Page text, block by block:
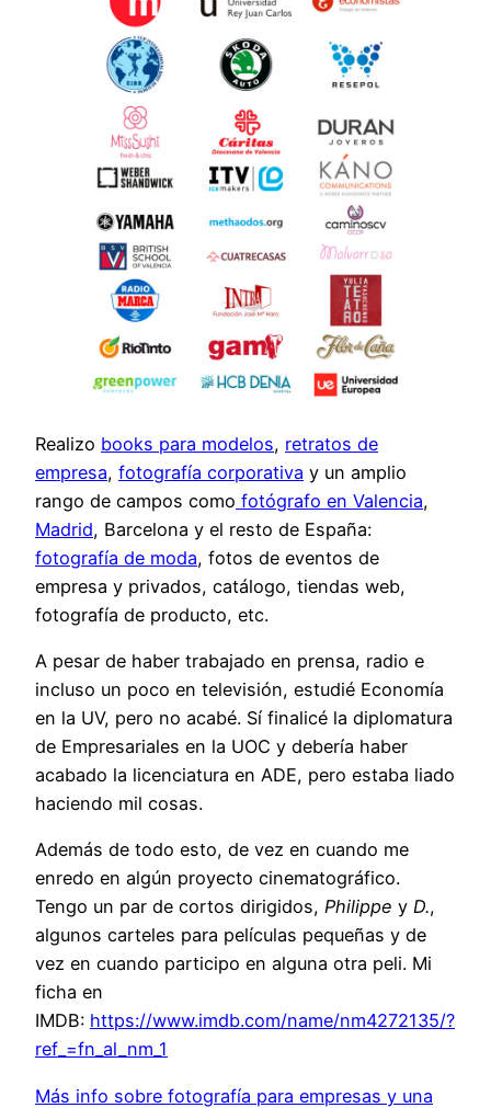
Realizo books para modelos, retratos de
empresa, fotografía corporativa y un amplio
rango de campos como fotógrafo en Valencia,
Madrid, Barcelona y el resto de España:
fotografía de moda, fotos de eventos de
empresa y privados, catálogo, tiendas web,
fotografía de producto, etc.
A pesar de haber trabajado en prensa, radio e
incluso un poco en televisión, estudié Economía
en la UV, pero no acabé. Sí finalicé la diplomatura
de Empresariales en la UOC y debería haber
acabado la licenciatura en ADE, pero estaba liado
haciendo mil cosas.
Además de todo esto, de vez en cuando me
enredo en algún proyecto cinematográfico.
Tengo un par de cortos dirigidos, Philippe y D.,
algunos carteles para películas pequeñas y de
vez en cuando participo en alguna otra peli. Mi
ficha en
IMDB: https://www.imdb.com/name/nm4272135/?
ref_=fn_al_nm_1
Más info sobre fotografía para empresas y una